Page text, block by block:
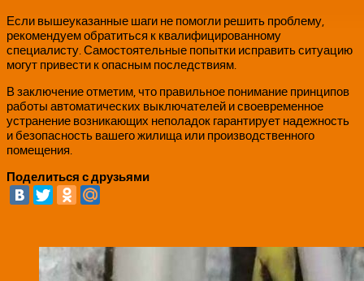
Если вышеуказанные шаги не помогли решить проблему,
рекомендуем обратиться к квалифицированному
специалисту. Самостоятельные попытки исправить ситуацию
могут привести к опасным последствиям.
В заключение отметим, что правильное понимание принципов
работы автоматических выключателей и своевременное
устранение возникающих неполадок гарантирует надежность
и безопасность вашего жилища или производственного
помещения.
Поделиться с друзьями